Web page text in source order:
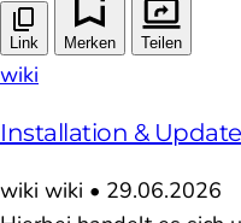
Link Merken Teilen
wiki
Installation & Update
wiki wiki • 29.06.2026